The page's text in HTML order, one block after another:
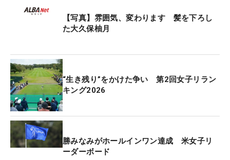
のアプローチを決めると、続く9番でも手前11ヤー
ドからのアプローチを直接沈めるチップインバーデ
ィ2連発。これには本人も「逆に怖い。2つ続くのは
とはいえ、これは偶然の必然かもしれない。その理
由は攻め方にある。「私は飛ばないので、難しいコ
ースの時はウッドやユーティリティで花道を使っ
て、寄せることを一番の目標にしている。きょうも
ほとんどピンまでではなく花道の距離までしか打っ
ていない」。無理に狙って奥に外すよりも、上りの
【写真】雰囲気、変わります 髪を下ろし
た大久保柚月
“生き残り”をかけた争い 第2回女子リラン
キング2026
勝みなみがホールインワン達成 米女子リ
ーダーボード